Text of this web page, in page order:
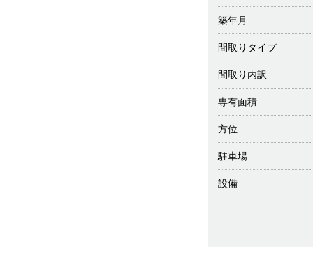
築年月
間取りタイプ
間取り内訳
専有面積
方位
駐車場
設備